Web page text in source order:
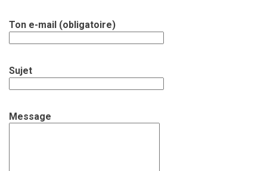
Ton e-mail (obligatoire)
Sujet
Message